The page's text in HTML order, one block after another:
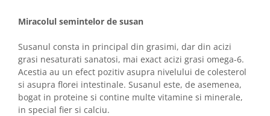
Miracolul semintelor de susan
Susanul consta in principal din grasimi, dar din acizi
grasi nesaturati sanatosi, mai exact acizi grasi omega-6.
Acestia au un efect pozitiv asupra nivelului de colesterol
si asupra florei intestinale. Susanul este, de asemenea,
bogat in proteine si contine multe vitamine si minerale,
in special fier si calciu.